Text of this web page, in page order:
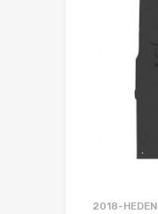
2018-HEDEN